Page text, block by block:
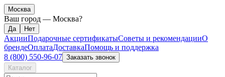
Москва
Ваш город — Москва?
АкцииПодарочные сертификатыСоветы и рекомендацииО
брендеОплатаДоставкаПомощь и поддержка
8 (800) 550-96-07 Заказать звонок
Каталог